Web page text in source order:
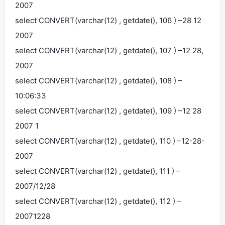
2007
select CONVERT(varchar(12) , getdate(), 106 ) –28 12
2007
select CONVERT(varchar(12) , getdate(), 107 ) –12 28,
2007
select CONVERT(varchar(12) , getdate(), 108 ) –
10:06:33
select CONVERT(varchar(12) , getdate(), 109 ) –12 28
2007 1
select CONVERT(varchar(12) , getdate(), 110 ) –12-28-
2007
select CONVERT(varchar(12) , getdate(), 111 ) –
2007/12/28
select CONVERT(varchar(12) , getdate(), 112 ) –
20071228